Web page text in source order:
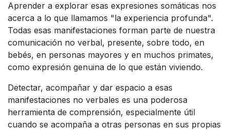
Aprender a explorar esas expresiones somáticas nos
acerca a lo que llamamos "la experiencia profunda".
Todas esas manifestaciones forman parte de nuestra
comunicación no verbal, presente, sobre todo, en
bebés, en personas mayores y en muchos primates,
como expresión genuina de lo que están viviendo.
Detectar, acompañar y dar espacio a esas
manifestaciones no verbales es una poderosa
herramienta de comprensión, especialmente útil
cuando se acompaña a otras personas en sus propias